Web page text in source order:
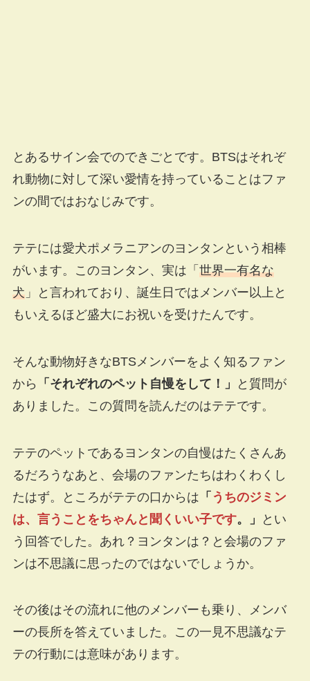
とあるサイン会でのできごとです。BTSはそれぞ
れ動物に対して深い愛情を持っていることはファ
ンの間ではおなじみです。
テテには愛犬ポメラニアンのヨンタンという相棒
がいます。このヨンタン、実は「 世界一有名な
犬」と言われており、誕生日ではメンバー以上と
もいえるほど盛大にお祝いを受けたんです。
そんな動物好きなBTSメンバーをよく知るファン
から
「それぞれのペット自慢をして！」
と質問が
ありました。この質問を読んだのはテテです。
テテのペットであるヨンタンの自慢はたくさんあ
るだろうなあと、会場のファンたちはわくわくし
たはず。ところがテテの口からは 「 うちのジミン
は、言うことをちゃんと聞くいい子です。」
とい
う回答でした。あれ？ヨンタンは？と会場のファ
ンは不思議に思ったのではないでしょうか。
その後はその流れに他のメンバーも乗り、メンバ
ーの長所を答えていました。この一見不思議なテ
テの行動には意味があります。